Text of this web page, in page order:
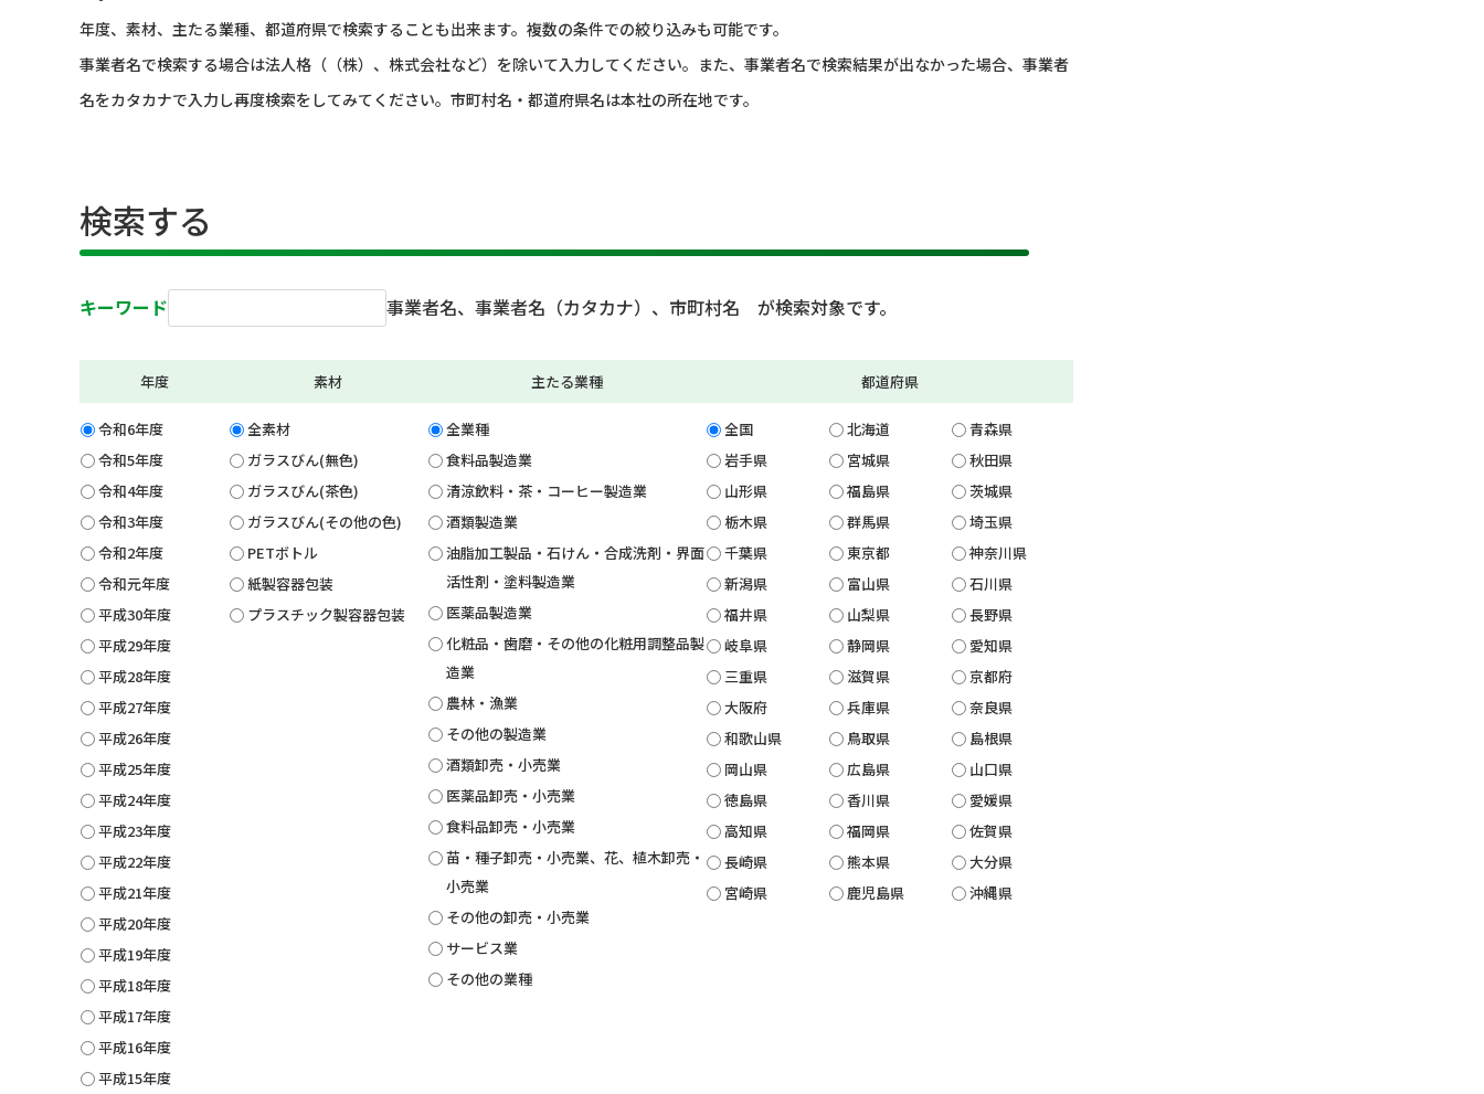
年度、素材、主たる業種、都道府県で検索することも出来ます。複数の条件での絞り込みも可能です。
事業者名で検索する場合は法人格（（株）、株式会社など）を除いて入力してください。また、事業者名で検索結果が出なかった場合、事業者
名をカタカナで入力し再度検索をしてみてください。市町村名・都道府県名は本社の所在地です。
検索する
キーワード 事業者名、事業者名（カタカナ）、市町村名 が検索対象です。
年度
令和6年度
令和5年度
令和4年度
令和3年度
令和2年度
令和元年度
平成30年度
平成29年度
平成28年度
平成27年度
平成26年度
平成25年度
平成24年度
平成23年度
平成22年度
平成21年度
平成20年度
平成19年度
平成18年度
平成17年度
平成16年度
平成15年度
素材
全素材
ガラスびん(無色)
ガラスびん(茶色)
ガラスびん(その他の色)
PETボトル
紙製容器包装
プラスチック製容器包装
主たる業種
全業種
食料品製造業
清涼飲料・茶・コーヒー製造業
酒類製造業
油脂加工製品・石けん・合成洗剤・界面
活性剤・塗料製造業
医薬品製造業
化粧品・歯磨・その他の化粧用調整品製
造業
農林・漁業
その他の製造業
酒類卸売・小売業
医薬品卸売・小売業
食料品卸売・小売業
苗・種子卸売・小売業、花、植木卸売・
小売業
その他の卸売・小売業
サービス業
その他の業種
都道府県
全国 北海道
青森県
岩手県
宮城県
秋田県
山形県
福島県
茨城県
栃木県
群馬県
埼玉県
千葉県
東京都
神奈川県
新潟県
富山県
石川県
福井県
山梨県
長野県
岐阜県
静岡県
愛知県
三重県
滋賀県
京都府
大阪府
兵庫県
奈良県
和歌山県
鳥取県
島根県
岡山県
広島県
山口県
徳島県
香川県
愛媛県
高知県
福岡県
佐賀県
長崎県
熊本県
大分県
宮崎県
鹿児島県 沖縄県